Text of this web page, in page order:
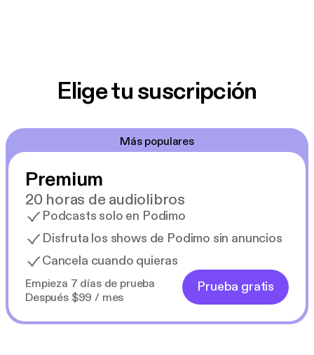
Elige tu suscripción
Más populares
Premium
20 horas de audiolibros
Podcasts solo en Podimo
Disfruta los shows de Podimo sin anuncios
Cancela cuando quieras
Empieza 7 días de prueba
Después $99 / mes
Prueba gratis